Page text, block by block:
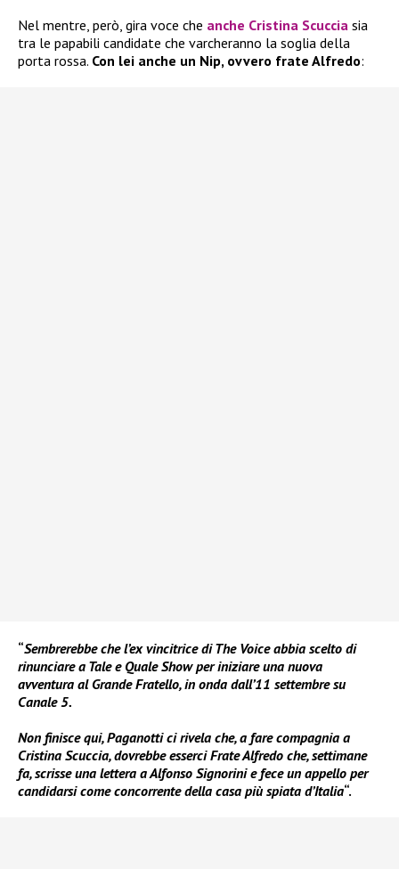
Nel mentre, però, gira voce che anche Cristina Scuccia sia
tra le papabili candidate che varcheranno la soglia della
porta rossa. Con lei anche un Nip, ovvero frate Alfredo:
“Sembrerebbe che l’ex vincitrice di The Voice abbia scelto di
rinunciare a Tale e Quale Show per iniziare una nuova
avventura al Grande Fratello, in onda dall’11 settembre su
Canale 5.
Non finisce qui, Paganotti ci rivela che, a fare compagnia a
Cristina Scuccia, dovrebbe esserci Frate Alfredo che, settimane
fa, scrisse una lettera a Alfonso Signorini e fece un appello per
candidarsi come concorrente della casa più spiata d’Italia“.